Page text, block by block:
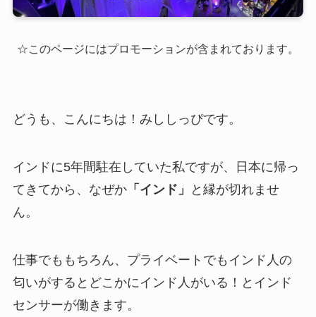
☆このページにはプロモーションが含まれております。
どうも、こんにちは！みししっぴです。
インドに5年間駐在していた私ですが、日本に帰っ
てきてから、なぜか「インド」
と縁が切れませ
ん。
仕事でももちろん、プライベートでもインド人の
匂いがするとどこかにインド人がいる！とインド
センサーが働きます。